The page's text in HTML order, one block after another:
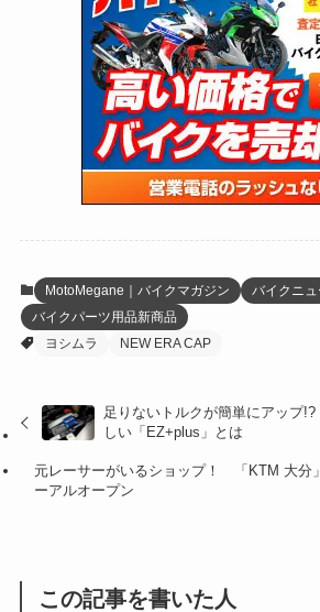
(5)
(12)
(63)
(109)
(24)
(47)
(15)
(5)
(4)
(6)
(17)
(5)
(38)
(131)
(85)
(21)
(61)
(171)
(98)
(13)
(60)
(274)
(171)
(38)
(47)
(59)
(47)
(254)
(33)
(34)
(35)
(41)
(16) (13)
(19)
(12)
(16)
(16)
MotoMegane｜バイクマガジン
バイクニ
バイクパーツ用品新商品
ヨシムラ
NEW ERA CAP
足りないトルクが簡単にアップ
しい「EZ+plus」とは
元レーサーがいるショップ！ 「KTM 大分
ーアルオープン
この記事を書いた人